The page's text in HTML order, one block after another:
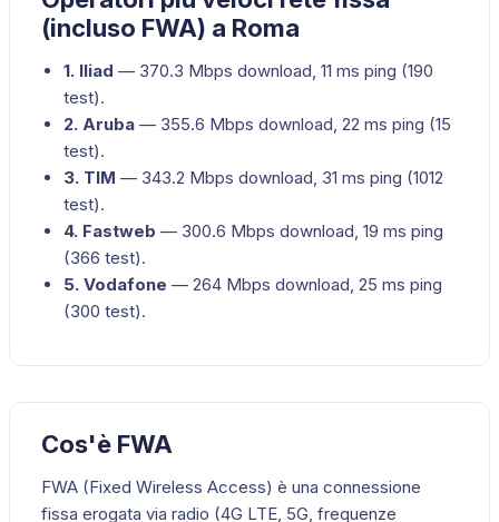
(incluso FWA) a Roma
1. Iliad — 370.3 Mbps download, 11 ms ping (190
test).
2. Aruba — 355.6 Mbps download, 22 ms ping (15
test).
3. TIM — 343.2 Mbps download, 31 ms ping (1012
test).
4. Fastweb — 300.6 Mbps download, 19 ms ping
(366 test).
5. Vodafone — 264 Mbps download, 25 ms ping
(300 test).
Cos'è FWA
FWA (Fixed Wireless Access) è una connessione
fissa erogata via radio (4G LTE, 5G, frequenze